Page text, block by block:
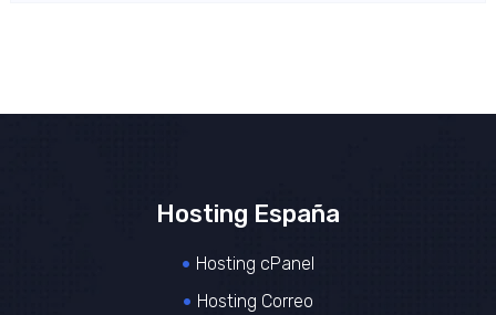
Hosting España
Hosting cPanel
Hosting Correo